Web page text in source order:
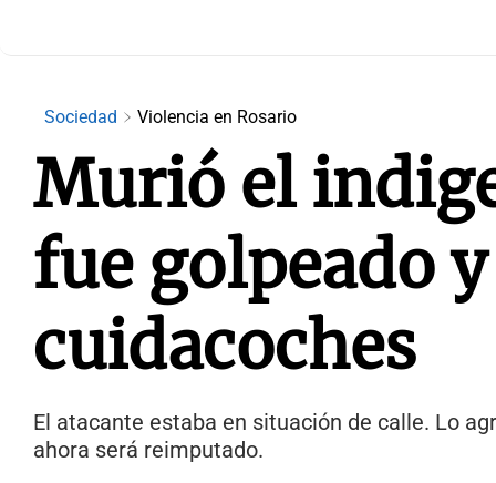
Sociedad Violencia en Rosario
Murió el
fue golpeado
cuidacoches
El atacante estaba en situación de calle. Lo
ahora será reimputado.